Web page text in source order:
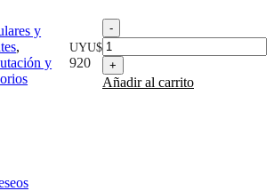
y
,
y
UYU$
920
Parlante
Bluetooh
10w
D0203n
cantidad
Añadir al carrito